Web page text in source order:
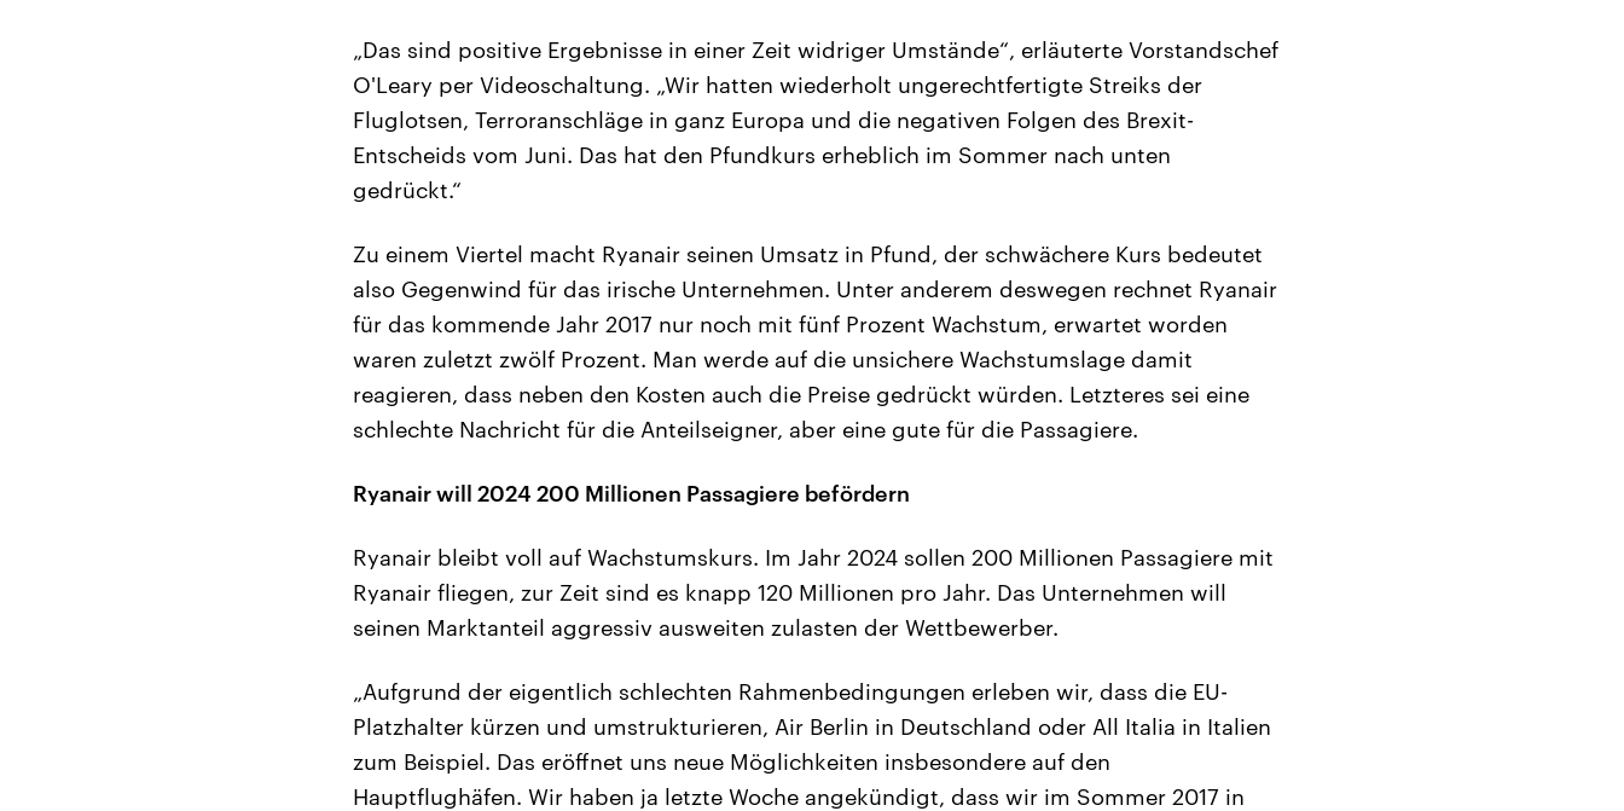
„Das sind positive Ergebnisse in einer Zeit widriger Umstände“, erläuterte Vorstandschef
O'Leary per Videoschaltung. „Wir hatten wiederholt ungerechtfertigte Streiks der
Fluglotsen, Terroranschläge in ganz Europa und die negativen Folgen des Brexit-
Entscheids vom Juni. Das hat den Pfundkurs erheblich im Sommer nach unten
gedrückt.“
Zu einem Viertel macht Ryanair seinen Umsatz in Pfund, der schwächere Kurs bedeutet
also Gegenwind für das irische Unternehmen. Unter anderem deswegen rechnet Ryanair
für das kommende Jahr 2017 nur noch mit fünf Prozent Wachstum, erwartet worden
waren zuletzt zwölf Prozent. Man werde auf die unsichere Wachstumslage damit
reagieren, dass neben den Kosten auch die Preise gedrückt würden. Letzteres sei eine
schlechte Nachricht für die Anteilseigner, aber eine gute für die Passagiere.
Ryanair will 2024 200 Millionen Passagiere befördern
Ryanair bleibt voll auf Wachstumskurs. Im Jahr 2024 sollen 200 Millionen Passagiere mit
Ryanair fliegen, zur Zeit sind es knapp 120 Millionen pro Jahr. Das Unternehmen will
seinen Marktanteil aggressiv ausweiten zulasten der Wettbewerber.
„Aufgrund der eigentlich schlechten Rahmenbedingungen erleben wir, dass die EU-
Platzhalter kürzen und umstrukturieren, Air Berlin in Deutschland oder All Italia in Italien
zum Beispiel. Das eröffnet uns neue Möglichkeiten insbesondere auf den
Hauptflughäfen. Wir haben ja letzte Woche angekündigt, dass wir im Sommer 2017 in